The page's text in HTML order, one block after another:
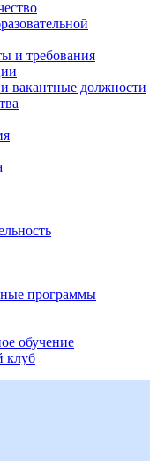
и требования
вакантные должности
программы
обучение
клуб